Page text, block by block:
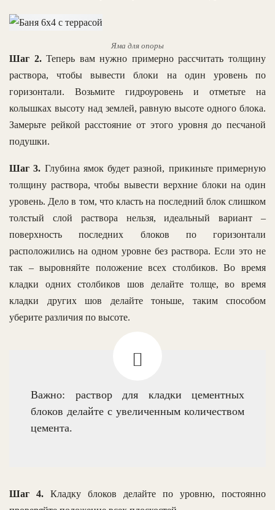
Яма для опоры
Шаг 2.Теперь вам нужно примерно рассчитать толщину
раствора, чтобы вывести блоки на один уровень по
горизонтали. Возьмите гидроуровень и отметьте на
колышках высоту над землей, равную высоте одного блока.
Замерьте рейкой расстояние от этого уровня до песчаной
подушки.
Шаг 3. Глубина ямок будет разной, прикиньте примерную
толщину раствора, чтобы вывести верхние блоки на один
уровень. Дело в том, что класть на последний блок слишком
толстый слой раствора нельзя, идеальный вариант –
поверхность последних блоков по горизонтали
расположились на одном уровне без раствора. Если это не
так – выровняйте положение всех столбиков. Во время
кладки одних столбиков шов делайте толще, во время
кладки других шов делайте тоньше, таким способом
уберите различия по высоте.
Важно: раствор для кладки цементных
блоков делайте с увеличенным количеством
цемента.
Шаг 4. Кладку блоков делайте по уровню, постоянно